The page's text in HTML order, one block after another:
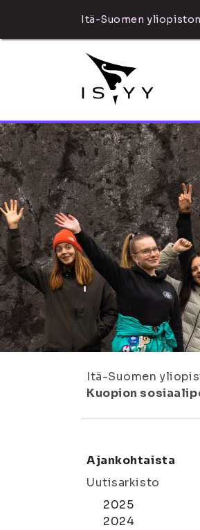
Itä-Suomen
Itä-Suomen
Kuopion
Ajankohtaista
Uutisarkisto
2025
2024